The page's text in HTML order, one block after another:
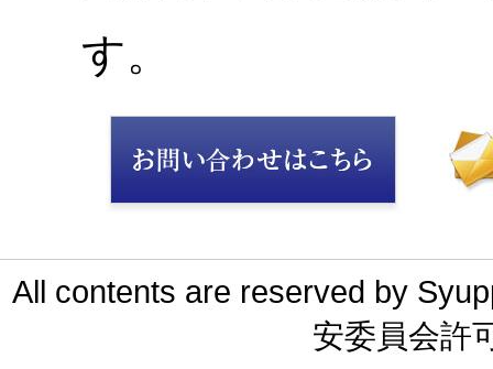
す。
All contents are reserved by
安委員会許